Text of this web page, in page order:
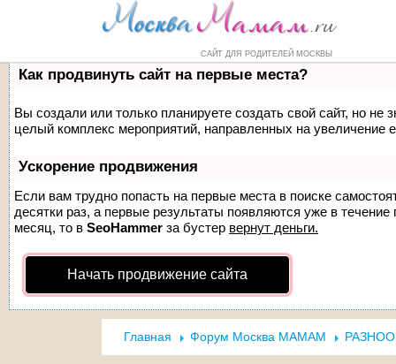
САЙТ ДЛЯ РОДИТЕЛЕЙ МОСКВЫ
Форум Маркет Справочник
Как продвинуть сайт на первые места?
Вы создали или только планируете создать свой сайт, но не
целый комплекс мероприятий, направленных на увеличение
Ускорение продвижения
Если вам трудно попасть на первые места в поиске
десятки раз, а первые результаты появляются уже в
месяц, то в SeoHammer за бустер вернут деньги.
Начать продвижение сайта
Главная Форум Москва МАМАМ